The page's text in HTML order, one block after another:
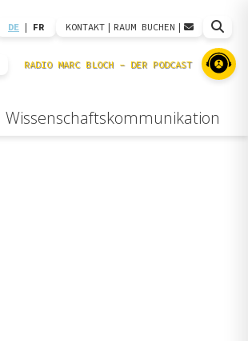
DE | FR KONTAKT | RAUM BUCHEN |
Wissenschaftskommunikation